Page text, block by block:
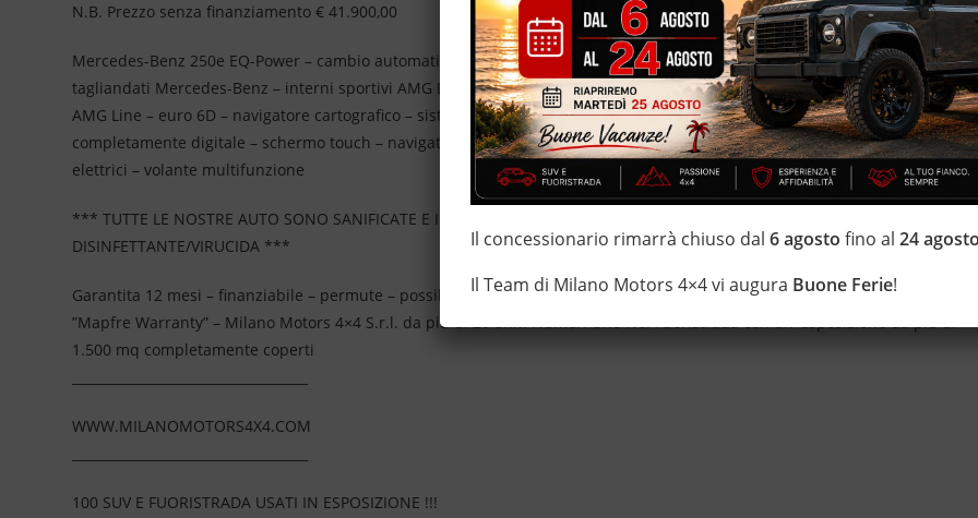
N.B. Prezzo senza finanziamento € 41.900,00
Mercedes-Benz 250e EQ-Power – cambio automatico – allestimento Premium AMG Line – 22.870 Km certificati, garantiti e
tagliandati Mercedes-Benz – interni sportivi AMG Line – cerchi in lega da 18” AMG Line – sedili sportivi con dettagli rossi
AMG Line – euro 6D – navigatore cartografico – sistema di ricarica a corrente continua (ricarica DC) – cockpit e schermo
completamente digitale – schermo touch – navigatore cartografico – retrocamera per parcheggio assistito – specchietti
elettrici – volante multifunzione
*** TUTTE LE NOSTRE AUTO SONO SANIFICATE E IGIENIZZATE CON TRATTAMENTI DI VAPORE, OZONO E
DISINFETTANTE/VIRUCIDA ***
Garantita 12 mesi – finanziabile – permute – possibilità di estensione della garanzia con i leader del mercato ”Opteven” e
”Mapfre Warranty” – Milano Motors 4×4 S.r.l. da più di 20 anni Numeri Uno Nei Fuoristrada con un’ esposizione da più di
1.500 mq completamente coperti
WWW.MILANOMOTORS4X4.COM
100 SUV E FUORISTRADA USATI IN ESPOSIZIONE !!!
Il concessionario rimarrà chiuso dal6 agosto fino al24
Il Team di Milano Motors 4×4 vi augura Buone Ferie!